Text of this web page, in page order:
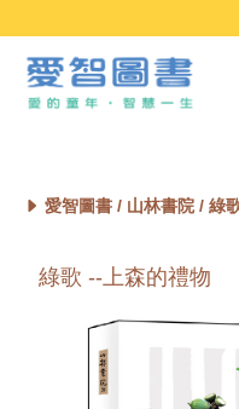
愛智圖書 / 山林書院/ 綠
綠歌 --上森的禮物